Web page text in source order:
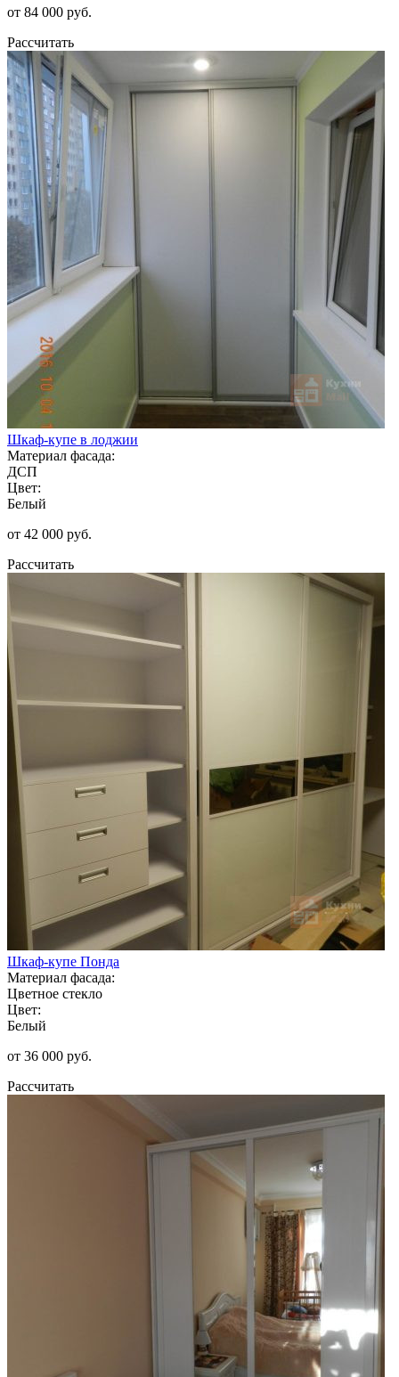
от 84 000 руб.
Рассчитать
Шкаф-купе в лоджии
Материал фасада:
ДСП
Цвет:
Белый
от 42 000 руб.
Рассчитать
Шкаф-купе Понда
Материал фасада:
Цветное стекло
Цвет:
Белый
от 36 000 руб.
Рассчитать